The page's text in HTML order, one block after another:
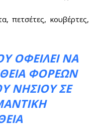
πετσέτες, κουβέρτες,
ΟΦΕΊΛΕΙ ΝΑ
ΦΟΡΈΩΝ
ΝΗΣΙΟΎ ΣΕ